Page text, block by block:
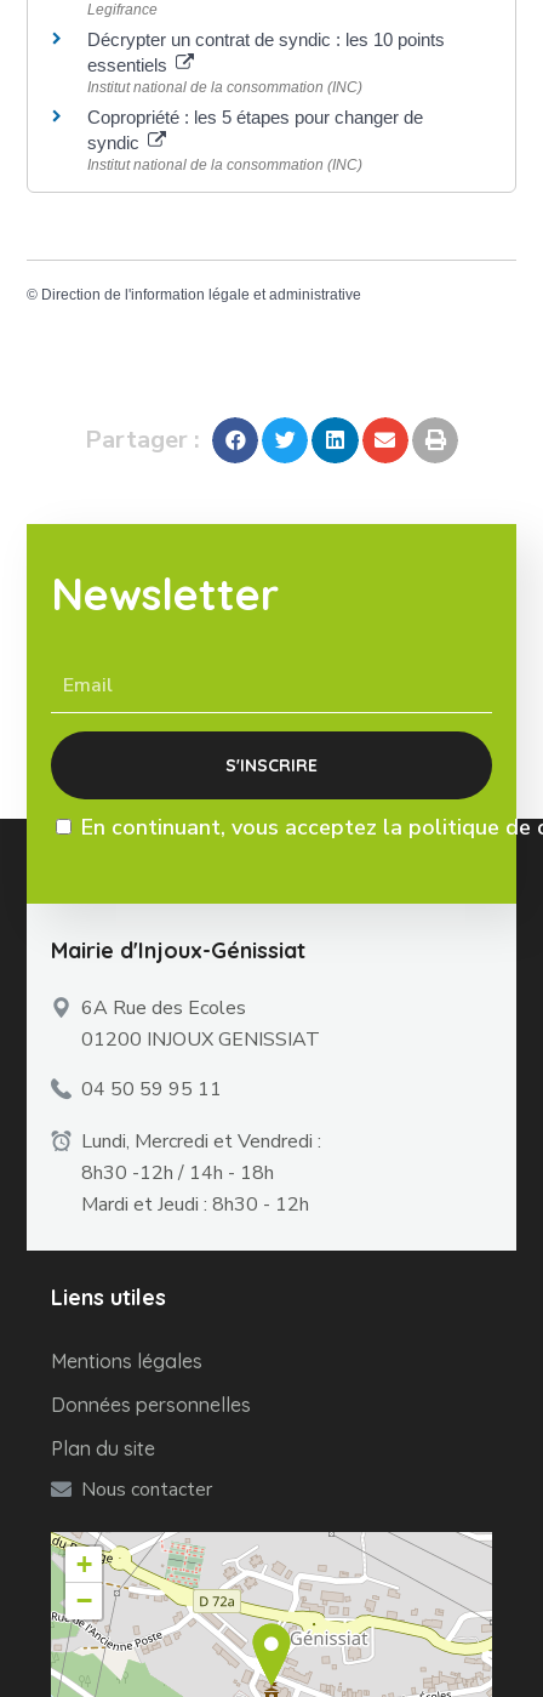
Legifrance
Décrypter un contrat de syndic : les 10 points
essentiels
Institut national de la consommation (INC)
Copropriété : les 5 étapes pour changer de
syndic
Institut national de la consommation (INC)
© Direction de l'information légale et administrative
Partager :
Newsletter
En continuant, vous acceptez la politique
Mairie d'Injoux-Génissiat
6A Rue des Ecoles
01200 INJOUX GENISSIAT
04 50 59 95 11
Lundi, Mercredi et Vendredi :
8h30 -12h / 14h - 18h
Mardi et Jeudi : 8h30 - 12h
Liens utiles
Mentions légales
Données personnelles
Plan du site
Nous contacter
+
−